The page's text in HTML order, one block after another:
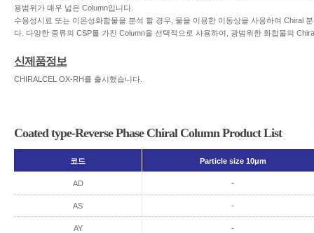
용범위가 매우 넓은 Column입니다.
수용성시료 또는 이온성화합물을 분석 할 경우, 물을 이용한 이동상을 사용하여 Chiral
다. 다양한 종류의 CSP를 가진 Column을 선택적으로 사용하여, 광범위한 화합물의
신제품정보
CHIRALCEL OX-RH를 출시했습니다.
Coated type-Reverse Phase Chiral Column Product List
코드 Particle size 10μm
AD -
AS -
AY -